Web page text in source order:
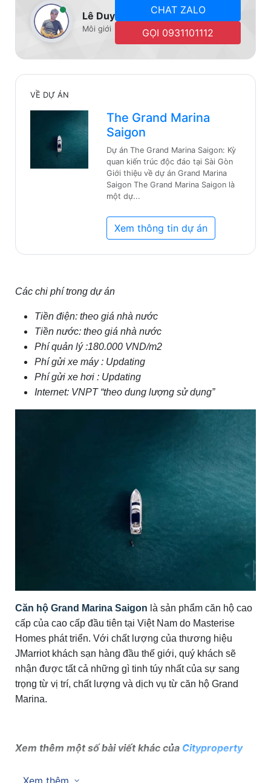
Lê Duy
Môi giới
CHAT ZALO
GỌI 0931101112
VỀ DỰ ÁN
The Grand Marina
Saigon
Dự án The Grand Marina Saigon: Kỳ
quan kiến trúc độc đáo tại Sài Gòn
Giới thiệu về dự án Grand Marina
Saigon The Grand Marina Saigon là
một dự...
Xem thông tin dự án
Các chi phí trong dự án
Tiền điện: theo giá nhà nước
Tiền nước: theo giá nhà nước
Phí quản lý :180.000 VND/m2
Phí gửi xe máy : Updating
Phí gửi xe hơi : Updating
Internet: VNPT “theo dung lượng sử dụng”
Căn hộ Grand Marina Saigon là sản phẩm căn hộ cao
cấp của cao cấp đầu tiên tại Việt Nam do Masterise
Homes phát triển. Với chất lượng của thương hiệu
JMarriot khách sạn hàng đầu thế giới, quý khách sẽ
nhận được tất cả những gì tinh túy nhất của sự sang
trọng từ vị trí, chất lượng và dịch vụ từ căn hộ Grand
Marina.
Xem thêm một số bài viết khác của Cityproperty